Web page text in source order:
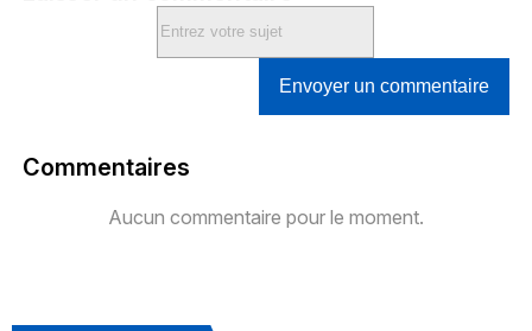
Envoyer un commentaire
Commentaires
Aucun commentaire pour le moment.